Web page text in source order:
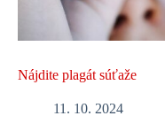
Nájdite plagát súťaže
11. 10. 2024